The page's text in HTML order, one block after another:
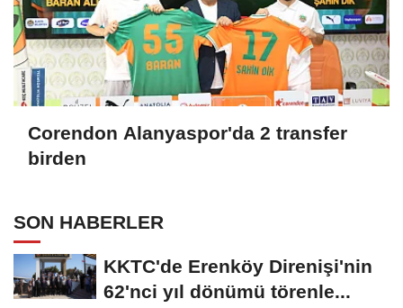
Corendon Alanyaspor'da 2 transfer
birden
SON HABERLER
KKTC'de Erenköy Direnişi'nin
62'nci yıl dönümü törenle...